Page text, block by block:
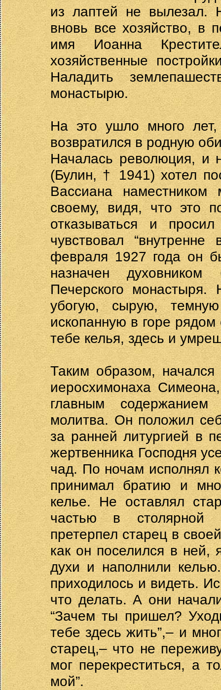
из лаптей не вылезал.
вновь все хозяйство, в
имя Иоанна
хозяйственные
Наладить
монастырю.
На это ушло много
возвратился в родную
Началась революция, и
(Булин, † 1941) хотел
Вассиана
своему, видя, что это
отказываться и
чувствовал
февраля 1927 года он
назначен
Печерского монастыря.
убогую, сырую,
ископанную в горе
тебе келья, здесь и
Таким образом, начался
иеросхимонаха
главным
молитва. Он положил
за ранней литургией в
жертвенника Господня
чад. По ночам исполнял
принимал братию и
келье. Не оставлял
частью в столярной
претерпел старец в
как он поселился в
духи и наполнили
приходилось и видеть.
что делать. А они
“Зачем ты пришел?
тебе здесь жить”,– и
старец,– что не
мог перекреститься, а
мой”.